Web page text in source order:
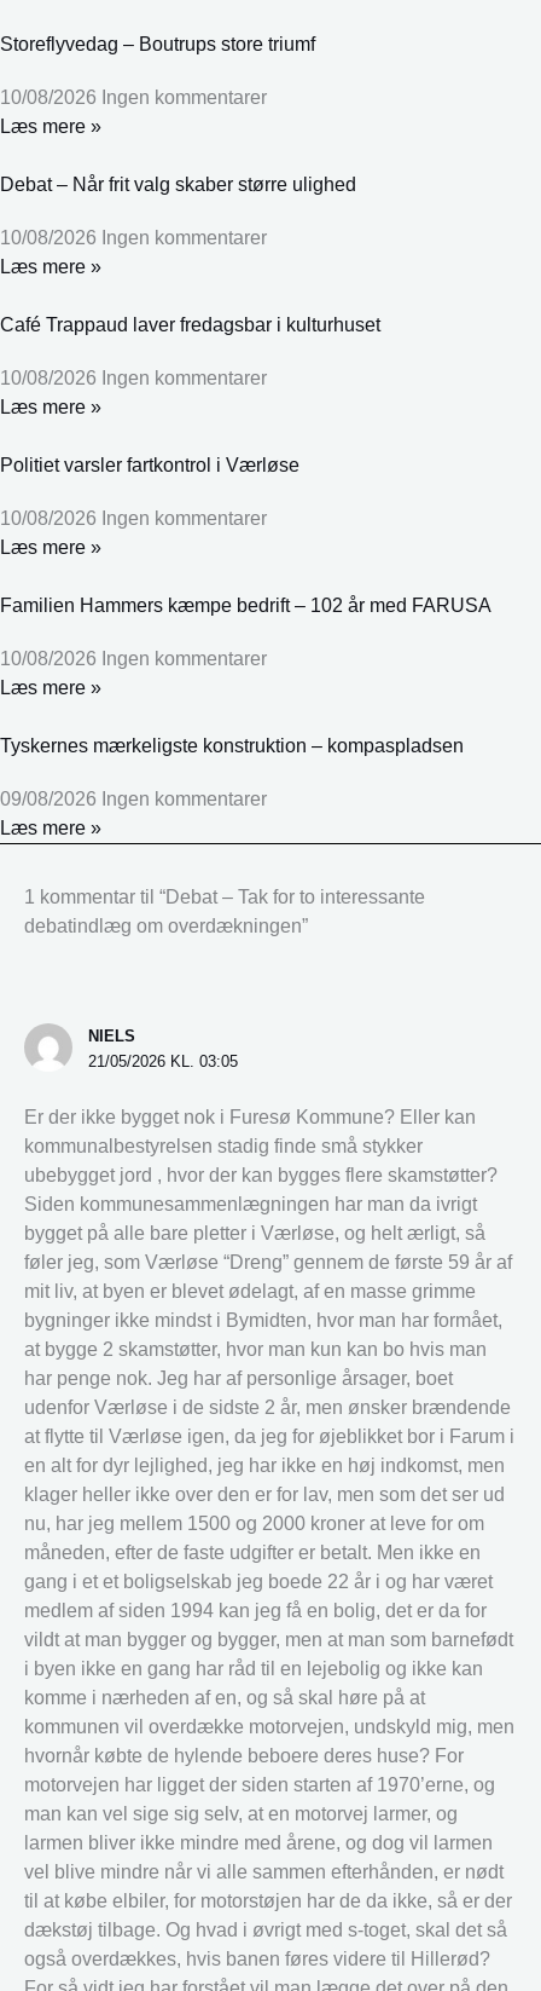
Storeflyvedag – Boutrups store triumf
10/08/2026 Ingen kommentarer
Læs mere »
Debat – Når frit valg skaber større ulighed
10/08/2026 Ingen kommentarer
Læs mere »
Café Trappaud laver fredagsbar i kulturhuset
10/08/2026 Ingen kommentarer
Læs mere »
Politiet varsler fartkontrol i Værløse
10/08/2026 Ingen kommentarer
Læs mere »
Familien Hammers kæmpe bedrift – 102 år med FARUSA
10/08/2026 Ingen kommentarer
Læs mere »
Tyskernes mærkeligste konstruktion – kompaspladsen
09/08/2026 Ingen kommentarer
Læs mere »
1 kommentar til “Debat – Tak for to interessante
debatindlæg om overdækningen”
NIELS
21/05/2026 KL. 03:05
Er der ikke bygget nok i Furesø Kommune? Eller kan
kommunalbestyrelsen stadig finde små stykker
ubebygget jord , hvor der kan bygges flere skamstøtter?
Siden kommunesammenlægningen har man da ivrigt
bygget på alle bare pletter i Værløse, og helt ærligt, så
føler jeg, som Værløse “Dreng” gennem de første 59 år af
mit liv, at byen er blevet ødelagt, af en masse grimme
bygninger ikke mindst i Bymidten, hvor man har formået,
at bygge 2 skamstøtter, hvor man kun kan bo hvis man
har penge nok. Jeg har af personlige årsager, boet
udenfor Værløse i de sidste 2 år, men ønsker brændende
at flytte til Værløse igen, da jeg for øjeblikket bor i Farum i
en alt for dyr lejlighed, jeg har ikke en høj indkomst, men
klager heller ikke over den er for lav, men som det ser ud
nu, har jeg mellem 1500 og 2000 kroner at leve for om
måneden, efter de faste udgifter er betalt. Men ikke en
gang i et et boligselskab jeg boede 22 år i og har været
medlem af siden 1994 kan jeg få en bolig, det er da for
vildt at man bygger og bygger, men at man som barnefødt
i byen ikke en gang har råd til en lejebolig og ikke kan
komme i nærheden af en, og så skal høre på at
kommunen vil overdække motorvejen, undskyld mig, men
hvornår købte de hylende beboere deres huse? For
motorvejen har ligget der siden starten af 1970’erne, og
man kan vel sige sig selv, at en motorvej larmer, og
larmen bliver ikke mindre med årene, og dog vil larmen
vel blive mindre når vi alle sammen efterhånden, er nødt
til at købe elbiler, for motorstøjen har de da ikke, så er der
dækstøj tilbage. Og hvad i øvrigt med s-toget, skal det så
også overdækkes, hvis banen føres videre til Hillerød?